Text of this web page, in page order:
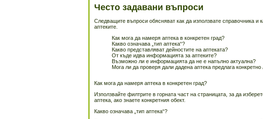
Често задавани въпроси
Следващите въпроси обясняват как да използвате справочника
аптеките.
Как мога да намеря аптека в конкретен град?
Какво означава „тип аптека“?
Какво представляват дейностите на аптеката?
От къде идва информацията за аптеките?
Възможно ли е информацията да не е напълно актуална?
Мога ли да проверя дали дадена аптека предлага конкретно
Как мога да намеря аптека в конкретен град?
Използвайте филтрите в горната част на страницата, за да
аптека, ако знаете конкретния обект.
Какво означава „тип аптека“?